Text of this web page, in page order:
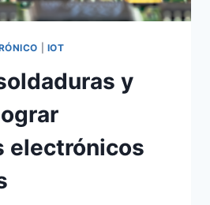
IOT
y
electrónicos